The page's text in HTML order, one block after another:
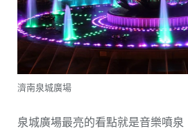
濟南泉城廣場
泉城廣場最亮的看點就是音樂噴泉